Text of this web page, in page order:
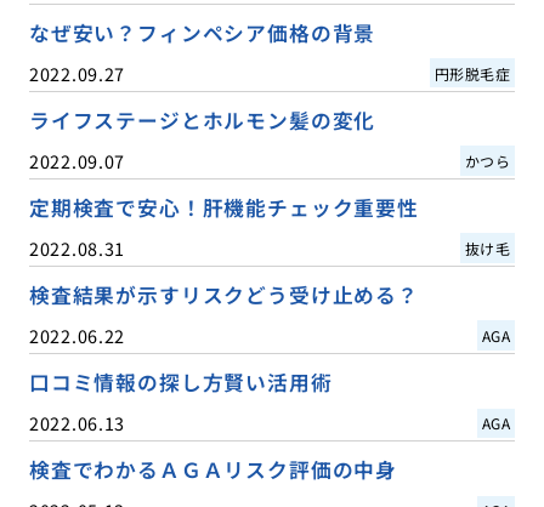
なぜ安い？フィンペシア価格の背景
2022.09.27 円形脱毛症
ライフステージとホルモン髪の変化
2022.09.07 かつら
定期検査で安心！肝機能チェック重要性
2022.08.31 抜け毛
検査結果が示すリスクどう受け止める？
2022.06.22 AGA
口コミ情報の探し方賢い活用術
2022.06.13 AGA
検査でわかるＡＧＡリスク評価の中身